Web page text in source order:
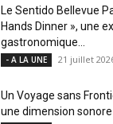
Le Sentido Bellevue
Hands Dinner », une
gastronomique...
- A LA UNE 21 juillet
Un Voyage sans
une dimension sonore